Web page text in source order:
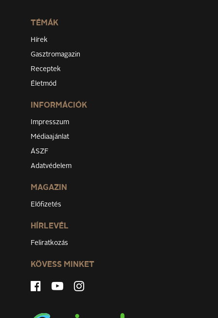
TÉMÁK
Hírek
Gasztromagazin
Receptek
Életmód
INFORMÁCIÓK
Impresszum
Médiaajánlat
ÁSZF
Adatvédelem
MAGAZIN
Előfizetés
HÍRLEVÉL
Feliratkozás
KÖVESS MINKET